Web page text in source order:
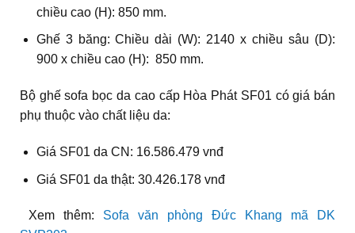
chiều cao (H): 850 mm.
Ghế 3 băng: Chiều dài (W): 2140 x chiều sâu (D):
900 x chiều cao (H): 850 mm.
Bộ ghế sofa bọc da cao cấp Hòa Phát SF01 có giá bán
phụ thuộc vào chất liệu da:
Giá SF01 da CN: 16.586.479 vnđ
Giá SF01 da thật: 30.426.178 vnđ
Xem thêm: Sofa văn phòng Đức Khang mã DK